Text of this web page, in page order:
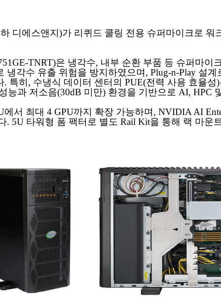
디에스앤지)가 리퀴드 쿨링 전용 슈퍼마이크로 워
TNRT)은 냉각수, 내부 순환 부품 등 슈퍼마이
냉각수 유출 위험을 방지하였으며, Plug-n-Play 설
특히, 수냉식 데이터 센터의 PUE(전력 사용 효율
능과 저소음(30dB 미만) 환경을 기반으로 AI, HPC
서 최대 4 GPU까지 확장 가능하며, NVIDIA AI
. 5U 타워형 폼 팩터로 별도 Rail Kit을 통해 랙 마운